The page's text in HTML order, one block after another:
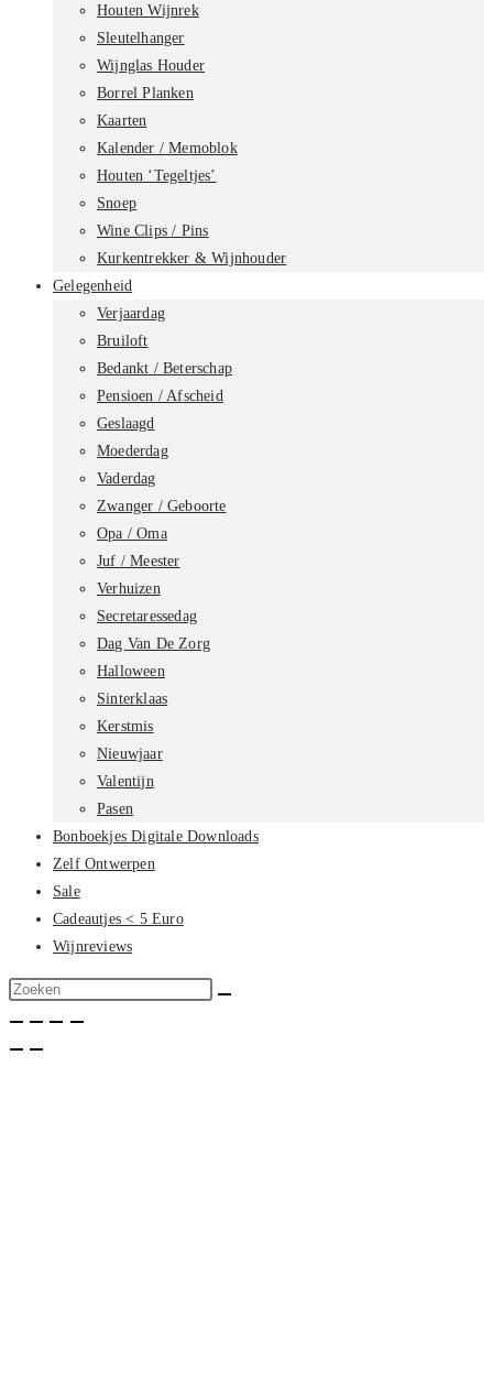
Houten Wijnrek
Sleutelhanger
Wijnglas Houder
Borrel Planken
Kaarten
Kalender / Memoblok
Houten ‘Tegeltjes’
Snoep
Wine Clips / Pins
Kurkentrekker & Wijnhouder
Gelegenheid
Verjaardag
Bruiloft
Bedankt / Beterschap
Pensioen / Afscheid
Geslaagd
Moederdag
Vaderdag
Zwanger / Geboorte
Opa / Oma
Juf / Meester
Verhuizen
Secretaressedag
Dag Van De Zorg
Halloween
Sinterklaas
Kerstmis
Nieuwjaar
Valentijn
Pasen
Bonboekjes Digitale Downloads
Zelf Ontwerpen
Sale
Cadeautjes < 5 Euro
Wijnreviews
Zoek